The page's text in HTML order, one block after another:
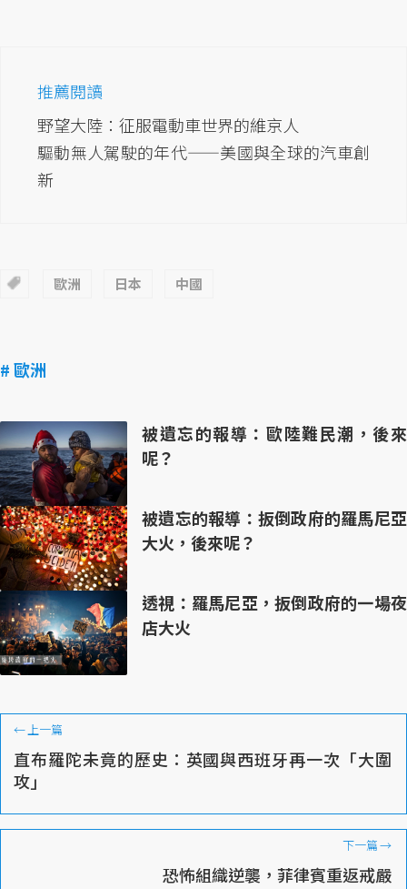
推薦閱讀
野望大陸：征服電動車世界的維京人
驅動無人駕駛的年代——美國與全球的汽車創
新
歐洲 日本 中國
# 歐洲
被遺忘的報導：歐陸難民潮，後來
呢？
被遺忘的報導：扳倒政府的羅馬尼亞
大火，後來呢？
透視：羅馬尼亞，扳倒政府的一場夜
店大火
←上一篇
直布羅陀未竟的歷史：英國與西班牙再一次「大圍
攻」
下一篇→
恐怖組織逆襲，菲律賓重返戒嚴